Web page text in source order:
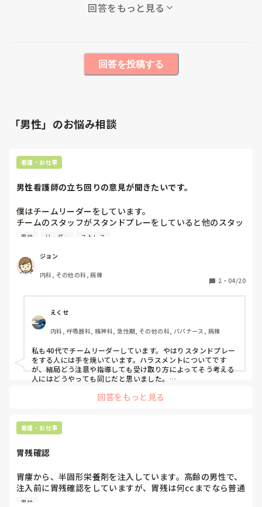
回答をもっと見る
回答を投稿する
「男性」のお悩み相談
看護・お仕事
男性看護師の立ち回りの意見が聞きたいです。
僕はチームリーダーをしています。
チームのスタッフがスタンドプレーをしていると他のスタッ
フから注意してほしいと言われました。
ですがこのご時世なので男性で４０代の僕は行動を選んでし
まいます。もちろん感情的になるとかは絶対しないです。
ントが浮かび難しいです。
若い女性スタッフに対してどう行動してると安心しますか？
また、これはやめたほうがいいも聞きたいです。
男性 リーダー ストレス
ジョン
内科, その他の科, 病棟
2 ・ 04/20
えくせ
内科, 呼吸器科, 精神科, 急性期, その他の科, パパナース, 病棟
私も40代でチームリーダーしています。やはりスタンドプレー
をする人には手を焼いています。ハラスメントについてです
が、結局どう注意や指導しても受け取り方によってそう考える
人にはどうやっても同じだと思いました。
若い女性に対してですが、私は特に分け隔ててはいません。Z
しいと言われた時は流石に無理！と言いました)
学生の頃から女性が多い状況なので、意識する感覚が鈍ってる
ます。あくまで仕事ですからね。
回答をもっと見る
看護・お仕事
胃残確認
胃瘻から、半固形栄養剤を注入しています。高齢の男性で、
注入前に胃残確認をしていますが、胃残は何ccまでなら普通
に注入しますか？また、胃残が多い場合の対応はどのように
男性